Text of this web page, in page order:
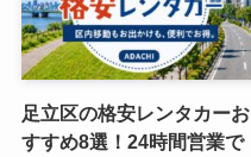
足立区の格安レンタカーお
すすめ8選！24時間営業で